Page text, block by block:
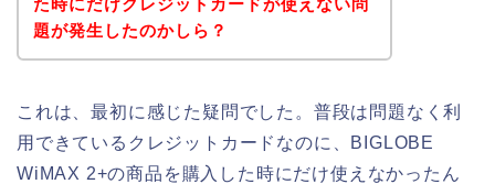
た時にだけクレジットカードが使えない問
題が発生したのかしら？
これは、最初に感じた疑問でした。普段は問題なく利
用できているクレジットカードなのに、BIGLOBE
WiMAX 2+の商品を購入した時にだけ使えなかったん